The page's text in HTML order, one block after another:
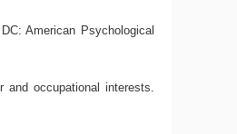
American Psychological
occupational interests.